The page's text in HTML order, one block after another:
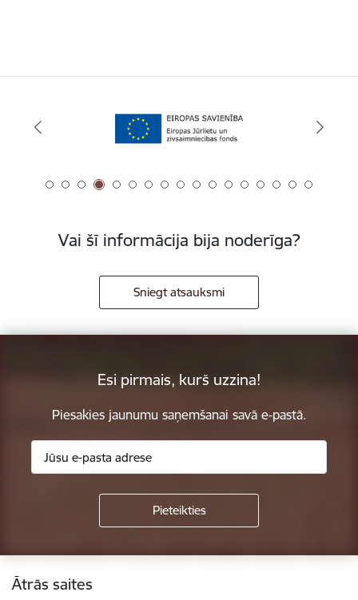
Vai šī informācija bija noderīga?
Sniegt atsauksmi
Esi pirmais, kurš uzzina!
Piesakies jaunumu saņemšanai savā e-pastā.
Kājene
Ātrās saites